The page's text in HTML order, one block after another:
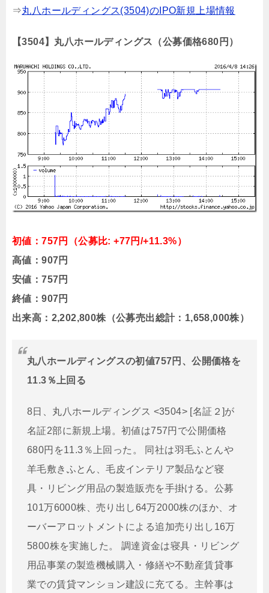
⇒丸八ホールディングス(3504)のIPO新規上場情報
【3504】丸八ホールディングス（公募価格680円）
初値：757円（公募比: +77円/+11.3%）
高値：907円
安値：757円
終値：907円
出来高：2,202,800株（公募売出総計：1,658,000株）
丸八ホールディングスの初値757円、公開価格を
11.3％上回る
8日、丸八ホールディングス <3504> [名証２]が
名証2部に新規上場。初値は757円で公開価格
680円を11.3％上回った。 同社は羽毛ふとんや
羊毛敷きふとん、毛皮インテリア製品など寝
具・リビング用品の製造販売を手掛ける。公募
101万6000株、売り出し64万2000株のほか、オ
ーバーアロットメントによる追加売り出し16万
5800株を実施した。 調達資金は寝具・リビング
用品事業の製造機械購入・修繕や不動産賃貸事
業での賃貸マンション建設に充てる。主幹事は